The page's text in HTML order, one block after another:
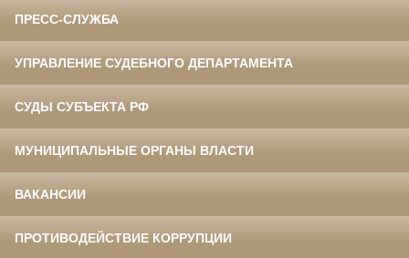
ПРЕСС-СЛУЖБА
УПРАВЛЕНИЕ СУДЕБНОГО ДЕПАРТАМЕНТА
СУДЫ СУБЪЕКТА РФ
МУНИЦИПАЛЬНЫЕ ОРГАНЫ ВЛАСТИ
ВАКАНСИИ
ПРОТИВОДЕЙСТВИЕ КОРРУПЦИИ